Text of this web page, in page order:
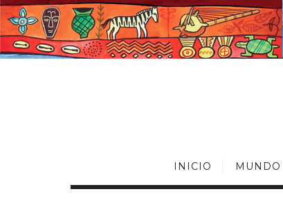
INICIO MUNDO